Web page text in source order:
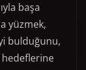
başa
yüzmek,
bulduğunu,
hedeflerine